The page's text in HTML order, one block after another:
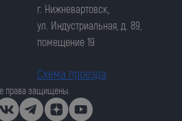
г. Нижневартовск,
ул. Индустриальная, д. 89,
помещение 19
Схема проезда
права защищены.